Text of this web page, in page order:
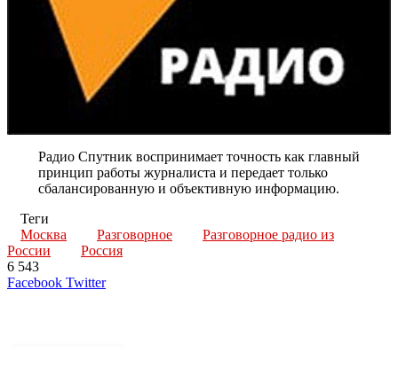
Радио Спутник воспринимает точность как главный
принцип работы журналиста и передает только
сбалансированную и объективную информацию.
Теги
Москва
Разговорное
Разговорное радио из
России
Россия
6 543
Facebook TwitterLinkedIn
Tumblr
Reddit
Вконтакте
Одноклассники
Skype
Messenger
Messenger
WhatsApp
Telegram
Viber
Line
Поделиться
Печатать